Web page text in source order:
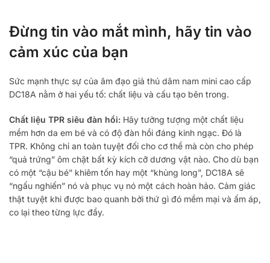
Đừng tin vào mắt mình, hãy tin vào
cảm xúc của bạn
Sức mạnh thực sự của âm đạo giả thủ dâm nam mini cao cấp
DC18A nằm ở hai yếu tố: chất liệu và cấu tạo bên trong.
Chất liệu TPR siêu đàn hồi: Hãy tưởng tượng một chất liệu
mềm hơn da em bé và có độ đàn hồi đáng kinh ngạc. Đó là
TPR. Không chỉ an toàn tuyệt đối cho cơ thể mà còn cho phép
“quả trứng” ôm chặt bất kỳ kích cỡ dương vật nào. Cho dù bạn
có một “cậu bé” khiêm tốn hay một “khủng long”, DC18A sẽ
“ngấu nghiến” nó và phục vụ nó một cách hoàn hảo. Cảm giác
thật tuyệt khi được bao quanh bởi thứ gì đó mềm mại và ấm áp,
co lại theo từng lực đẩy.